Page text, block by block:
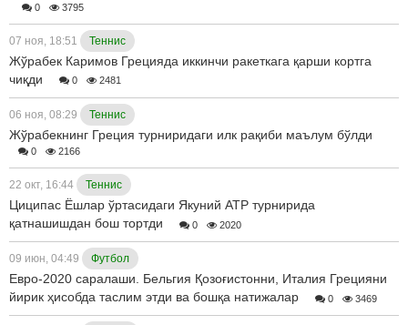
0 3795
07 ноя, 18:51 Теннис
Жўрабек Каримов Грецияда иккинчи ракеткага қарши кортга
чиқди
0 2481
06 ноя, 08:29 Теннис
Жўрабекнинг Греция турниридаги илк рақиби маълум бўлди
0 2166
22 окт, 16:44 Теннис
Циципас Ёшлар ўртасидаги Якуний ATP турнирида
қатнашишдан бош тортди
0 2020
09 июн, 04:49 Футбол
Евро-2020 саралаши. Бельгия Қозоғистонни, Италия Грецияни
йирик ҳисобда таслим этди ва бошқа натижалар
0 3469